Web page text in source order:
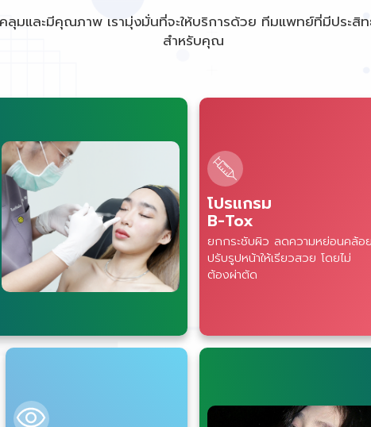
คลุมและมีคุณภาพ เรามุ่งมั่นที่จะให้บริการด้วย ทีมแพทย์ที่มีปร
สำหรับคุณ
โปรแกรม
B-Tox
ยกกระชับผิว ลดความหย่อนคล้อ
ปรับรูปหน้าให้เรียวสวย โดยไม่
ต้องผ่าตัด